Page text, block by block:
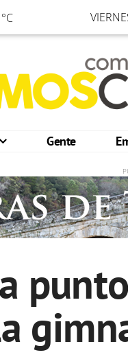
Gente